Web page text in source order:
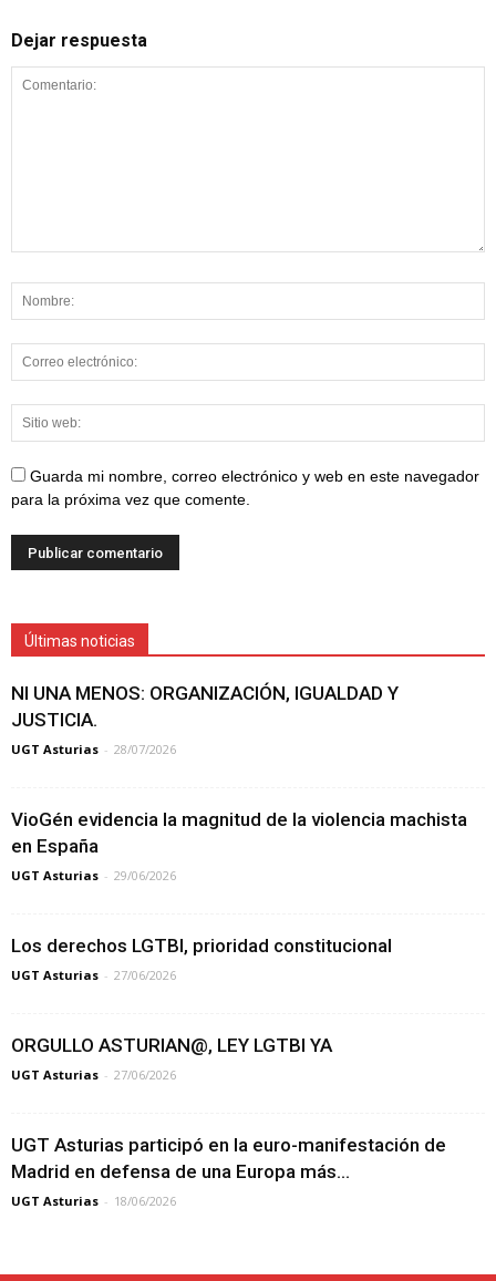
Dejar respuesta
Guarda mi nombre, correo electrónico y web en este navegador
para la próxima vez que comente.
Últimas noticias
NI UNA MENOS: ORGANIZACIÓN, IGUALDAD Y
JUSTICIA.
UGT Asturias - 28/07/2026
VioGén evidencia la magnitud de la violencia machista
en España
UGT Asturias - 29/06/2026
Los derechos LGTBI, prioridad constitucional
UGT Asturias - 27/06/2026
ORGULLO ASTURIAN@, LEY LGTBI YA
UGT Asturias - 27/06/2026
UGT Asturias participó en la euro-manifestación de
Madrid en defensa de una Europa más...
UGT Asturias - 18/06/2026